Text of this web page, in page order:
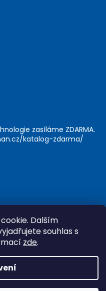
Dalším
souhlas s
zde.
zasíláme ZDARMA.
katalog-zdarma/
&
. Všechna práva